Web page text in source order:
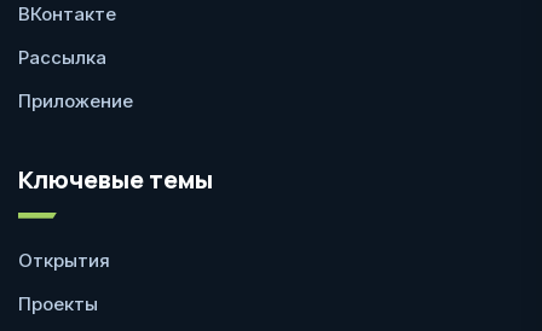
ВКонтакте
Рассылка
Приложение
Ключевые темы
Открытия
Проекты